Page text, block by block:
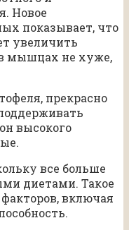
Новое
показывает, что
увеличить
в мышцах не хуже,
прекрасно
высокого
все больше
диетами. Такое
включая